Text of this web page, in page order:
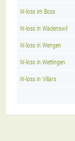
W-loss im Boss
W-loss in Wädenswil
W-loss in Wengen
W-loss in Wettingen
W-loss in Villars